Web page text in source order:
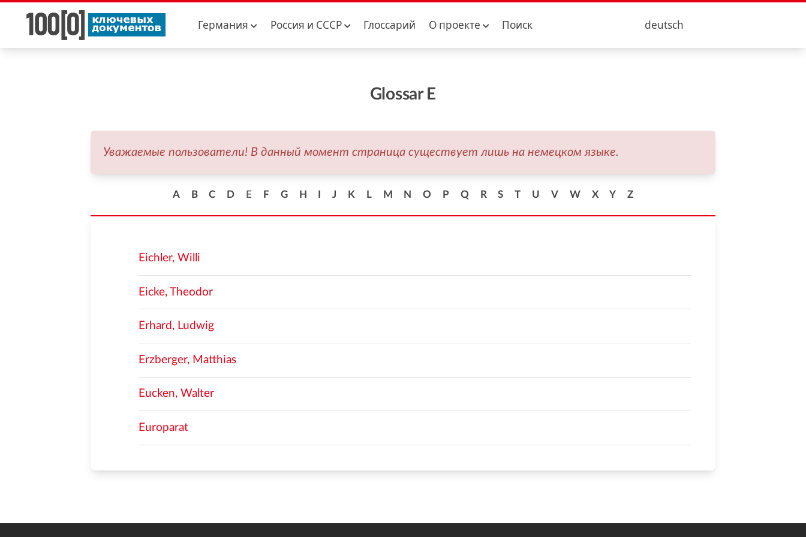
Германия Россия и CCCР Глоссарий О проекте Поиск deutsch
Glossar E
Уважаемые пользователи! В данный момент страница существует лишь на немецком языке.
A B C D E F G H J K L M N O P Q R S T U V W X Y Z
Eichler, Willi
Eicke, Theodor
Erhard, Ludwig
Erzberger, Matthias
Eucken, Walter
Europarat